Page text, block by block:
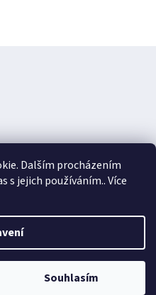
Dalším procházením
s jejich používáním.. Více
Souhlasím